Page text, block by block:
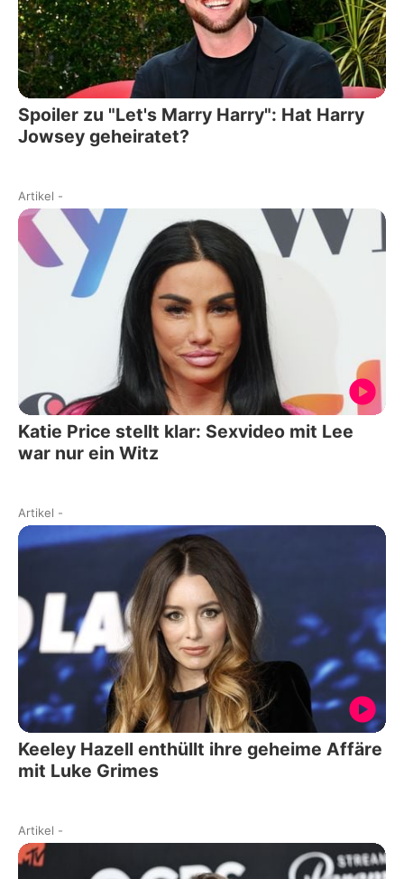
Spoiler zu "Let's Marry Harry": Hat Harry
Jowsey geheiratet?
Artikel -
Katie Price stellt klar: Sexvideo mit Lee
war nur ein Witz
Artikel -
Keeley Hazell enthüllt ihre geheime Affäre
mit Luke Grimes
Artikel -